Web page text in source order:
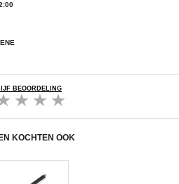
BEOORDELING
KOCHTEN OOK